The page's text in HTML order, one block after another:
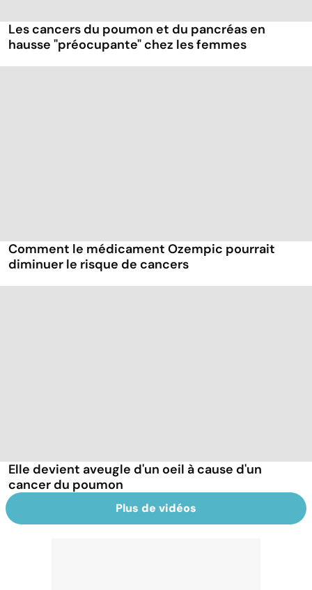
Les cancers du poumon et du pancréas en
hausse "préocupante" chez les femmes
Comment le médicament Ozempic pourrait
diminuer le risque de cancers
Elle devient aveugle d'un oeil à cause d'un
cancer du poumon
Plus de vidéos